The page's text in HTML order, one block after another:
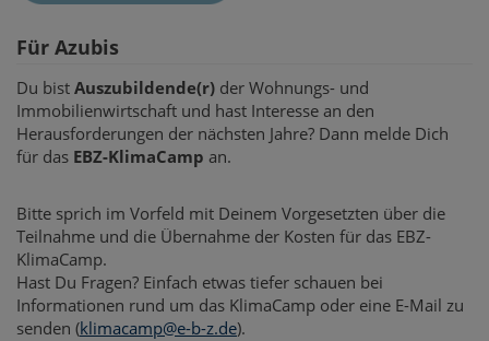
Für Azubis
Du bist Auszubildende(r) der Wohnungs- und
Immobilienwirtschaft und hast Interesse an den
Herausforderungen der nächsten Jahre? Dann melde Dich
für das EBZ-KlimaCamp an.
Bitte sprich im Vorfeld mit Deinem Vorgesetzten über die
Teilnahme und die Übernahme der Kosten für das EBZ-
KlimaCamp.
Hast Du Fragen? Einfach etwas tiefer schauen bei
Informationen rund um das KlimaCamp oder eine E-Mail zu
senden (klimacamp@e-b-z.de).